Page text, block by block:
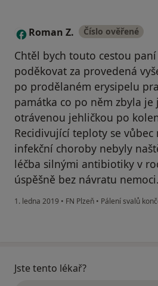
R Roman Z. Číslo ověřené
Chtěl bych touto cestou
poděkovat za provedená
po prodělaném erysipelu
památka co po něm zbyla je
otrávenou jehličkou po
Recidivující teploty se
infekční choroby nebyly
léčba silnými antibiotiky v
úspěšně bez návratu nemoci.
1. ledna 2019 • FN Plzeň • Pálení svalů
Jste tento lékař?